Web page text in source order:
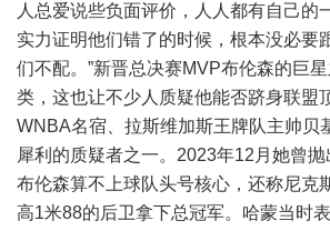
人总爱说些负面评价，人人都有自己的
实力证明他们错了的时候，根本没必要
们不配。”新晋总决赛MVP布伦森的巨
类，这也让不少人质疑他能否跻身联盟
WNBA名宿、拉斯维加斯王牌队主帅贝
犀利的质疑者之一。2023年12月她曾
布伦森算不上球队头号核心，还称尼克
高1米88的后卫拿下总冠军。哈蒙当时